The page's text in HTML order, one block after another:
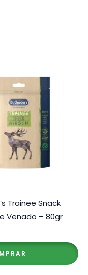
Trainee Snack
Venado – 80gr